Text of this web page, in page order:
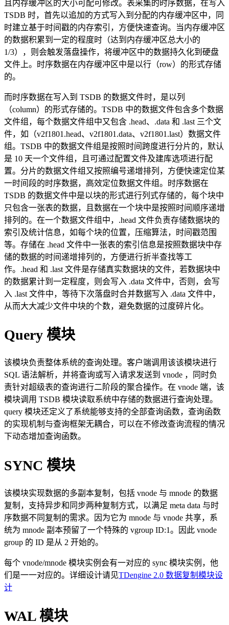
且内存缓冲区的大小可配可修改。表采集的时序数据，在写入
TSDB 时，首先以追加的方式写入到分配的内存缓冲区中，同
时建立基于时间戳的内存索引，方便快速查询。当内存缓冲区
的数据积累到一定的程度时（达到内存缓冲区总大小的
1/3），则会触发落盘操作，将缓冲区中的数据持久化到硬盘
文件上。时序数据在内存缓冲区中是以行（row）的形式存储
的。
而时序数据在写入到 TSDB 的数据文件时，是以列
（column）的形式存储的。TSDB 中的数据文件包含多个数据
文件组，每个数据文件组中又包含 .head、.data 和 .last 三个文
件，如（v2f1801.head、v2f1801.data、v2f1801.last）数据文件
组。TSDB 中的数据文件组是按照时间跨度进行分片的，默认
是 10 天一个文件组，且可通过配置文件及建库选项进行配
置。分片的数据文件组又按照编号递增排列，方便快速定位某
一时间段的时序数据，高效定位数据文件组。时序数据在
TSDB 的数据文件中是以块的形式进行列式存储的，每个块中
只包含一张表的数据，且数据在一个块中是按照时间顺序递增
排列的。在一个数据文件组中，.head 文件负责存储数据块的
索引及统计信息，如每个块的位置，压缩算法，时间戳范围
等。存储在 .head 文件中一张表的索引信息是按照数据块中存
储的数据的时间递增排列的，方便进行折半查找等工
作。.head 和 .last 文件是存储真实数据块的文件，若数据块中
的数据累计到一定程度，则会写入 .data 文件中，否则，会写
入 .last 文件中，等待下次落盘时合并数据写入 .data 文件中，
从而大大减少文件中块的个数，避免数据的过度碎片化。
Query 模块
该模块负责整体系统的查询处理。客户端调用该该模块进行
SQL 语法解析，并将查询或写入请求发送到 vnode ，同时负
责针对超级表的查询进行二阶段的聚合操作。在 vnode 端，该
模块调用 TSDB 模块读取系统中存储的数据进行查询处理。
query 模块还定义了系统能够支持的全部查询函数，查询函数
的实现机制与查询框架无耦合，可以在不修改查询流程的情况
下动态增加查询函数。
SYNC 模块
该模块实现数据的多副本复制，包括 vnode 与 mnode 的数据
复制，支持异步和同步两种复制方式，以满足 meta data 与时
序数据不同复制的需求。因为它为 mnode 与 vnode 共享，系
统为 mnode 副本预留了一个特殊的 vgroup ID:1。因此 vnode
group 的 ID 是从 2 开始的。
每个 vnode/mnode 模块实例会有一对应的 sync 模块实例，他
们是一一对应的。详细设计请见TDengine 2.0 数据复制模块设
计
WAL 模块